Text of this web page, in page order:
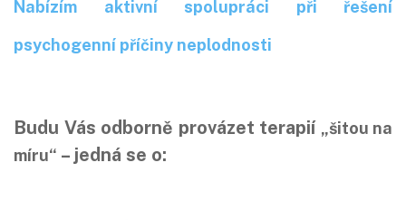
Nabízím aktivní spolupráci při řešení
psychogenní příčiny neplodnosti
Budu Vás odborně provázet terapií „šitou na
míru“ – jedná se o: